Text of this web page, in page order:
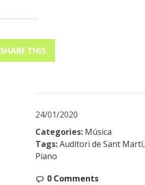
SHARE THIS
24/01/2020
Categories: Música
Tags: Auditori de Sant Martí,
Piano
0 Comments